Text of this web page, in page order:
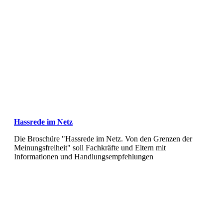
Hassrede im Netz
Die Broschüre "Hassrede im Netz. Von den Grenzen der
Meinungsfreiheit" soll Fachkräfte und Eltern mit
Informationen und Handlungsempfehlungen